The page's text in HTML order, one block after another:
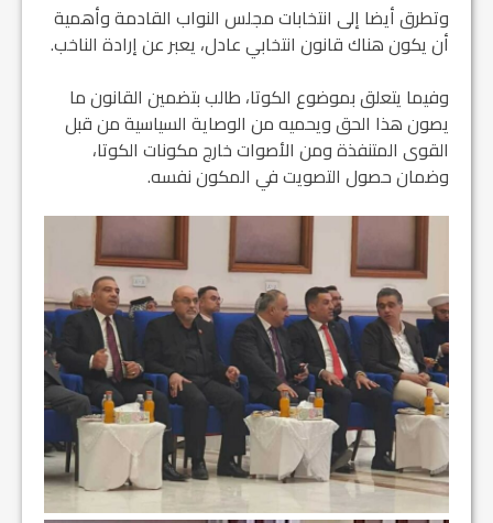
وتطرق أيضا إلى انتخابات مجلس النواب القادمة وأهمية
أن يكون هناك قانون انتخابي عادل، يعبر عن إرادة الناخب.
وفيما يتعلق بموضوع الكوتا، طالب بتضمين القانون ما
يصون هذا الحق ويحميه من الوصاية السياسية من قبل
القوى المتنفذة ومن الأصوات خارج مكونات الكوتا،
وضمان حصول التصويت في المكون نفسه.